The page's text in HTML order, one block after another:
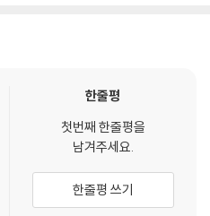
작문 방법
가지
자탄
〉
없는 장유張維의 고문
의 문장
남긴 두 수의 빼어난 시
도 문학을 소개하고 비평한 내용이
이들을 묶어 “조선후기 한문비
모두 짤막한 글로 이루어져 있는 것
편〉은 거의 모든 항목에 집필한 연도
한줄평
첫번째 한줄평을
남겨주세요.
한줄평 쓰기